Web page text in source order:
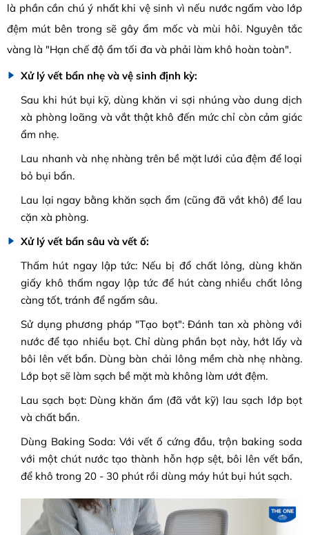
là phần cần chú ý nhất khi vệ sinh vì nếu nước ngấm vào lớp
đệm mút bên trong sẽ gây ẩm mốc và mùi hôi. Nguyên tắc
vàng là "Hạn chế độ ẩm tối đa và phải làm khô hoàn toàn".
Xử lý vết bẩn nhẹ và vệ sinh định kỳ:
Sau khi hút bụi kỹ, dùng khăn vi sợi nhúng vào dung dịch
xà phòng loãng và vắt thật khô đến mức chỉ còn cảm giác
ẩm nhẹ.
Lau nhanh và nhẹ nhàng trên bề mặt lưới của đệm để loại
bỏ bụi bẩn.
Lau lại ngay bằng khăn sạch ẩm (cũng đã vắt khô) để lau
cặn xà phòng.
Xử lý vết bẩn sâu và vết ố:
Thấm hút ngay lập tức: Nếu bị đổ chất lỏng, dùng khăn
giấy khô thấm ngay lập tức để hút càng nhiều chất lỏng
càng tốt, tránh để ngấm sâu.
Sử dụng phương pháp "Tạo bọt": Đánh tan xà phòng với
nước để tạo nhiều bọt. Chỉ dùng phần bọt này, hớt lấy và
bôi lên vết bẩn. Dùng bàn chải lông mềm chà nhẹ nhàng.
Lớp bọt sẽ làm sạch bề mặt mà không làm ướt đệm.
Lau sạch bọt: Dùng khăn ẩm (đã vắt kỹ) lau sạch lớp bọt
và chất bẩn.
Dùng Baking Soda: Với vết ố cứng đầu, trộn baking soda
với một chút nước tạo thành hỗn hợp sệt, bôi lên vết bẩn,
để khô trong 20 - 30 phút rồi dùng máy hút bụi hút sạch.